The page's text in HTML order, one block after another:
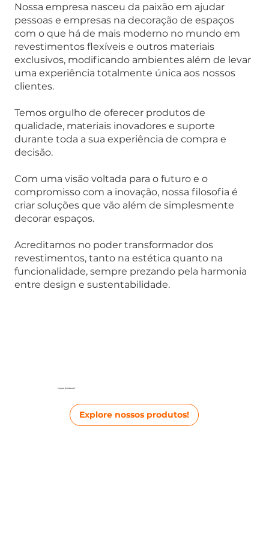
Nossa empresa nasceu da paixão em ajudar
pessoas e empresas na decoração de espaços
com o que há de mais moderno no mundo em
revestimentos flexíveis e outros materiais
exclusivos, modificando ambientes além de levar
uma experiência totalmente única aos nossos
clientes.
Temos orgulho de oferecer produtos de
qualidade, materiais inovadores e suporte
durante toda a sua experiência de compra e
decisão.
Com uma visão voltada para o futuro e o
compromisso com a inovação, nossa filosofia é
criar soluções que vão além de simplesmente
decorar espaços.
Acreditamos no poder transformador dos
revestimentos, tanto na estética quanto na
funcionalidade, sempre prezando pela harmonia
entre design e sustentabilidade.
PorqueWallboard ?
Explore nossos produtos!